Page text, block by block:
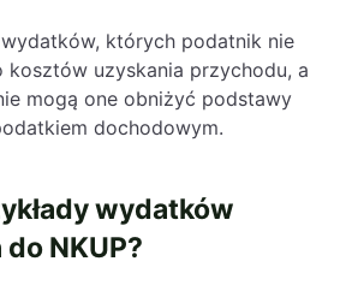
których podatnik nie
kosztów uzyskania przychodu, a
mogą one obniżyć podstawy
dochodowym.
wydatków
NKUP?